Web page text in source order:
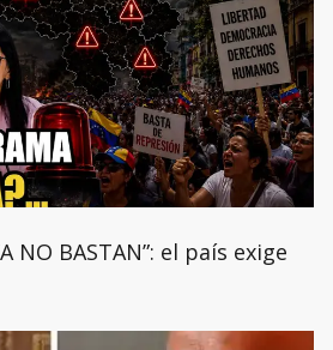
NO BASTAN”: el país exige